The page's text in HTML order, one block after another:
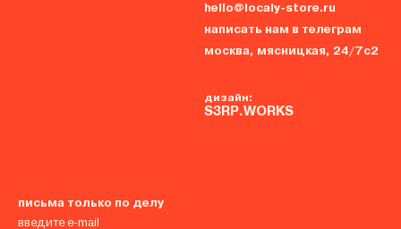
письма только по делу
hello@localy-store.ru
написать нам в телеграм
москва, мясницкая, 24/7с2
дизайн:
S3RP.WORKS